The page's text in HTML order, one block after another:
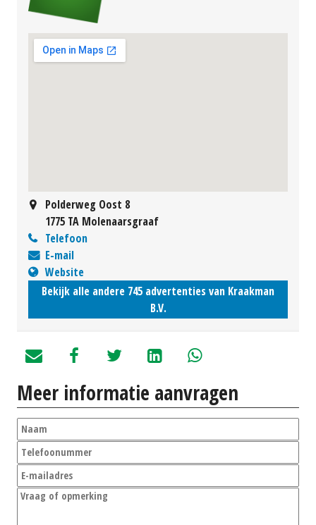
Polderweg Oost 8
1775 TA Molenaarsgraaf
Telefoon
E-mail
Website
Bekijk alle andere 745 advertenties van Kraakman
B.V.
Meer informatie aanvragen